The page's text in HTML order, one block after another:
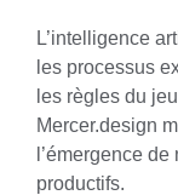
L’intelligence
les processus
les règles du
Mercer.design
l’émergence
productifs.